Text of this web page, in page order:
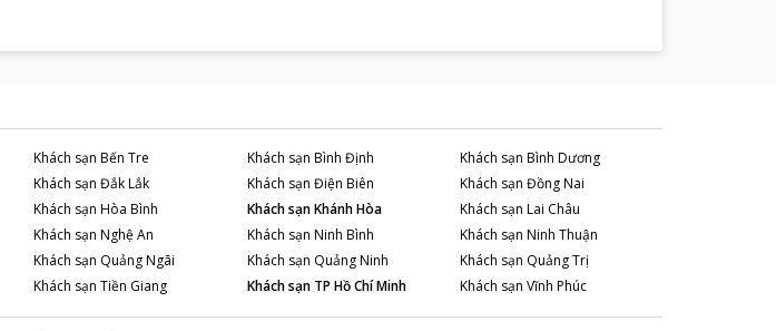
sơ và đẹp dịu dàng của mình, khi nghỉ dưỡng tạiATC – Côn Đảo Resortkhách lưu
Khách sạn Bến Tre Khách sạn Bình Định Khách sạn Bình Dương
Khách sạn Đắk Lắk Khách sạn Điện Biên Khách sạn Đồng Nai
Khách sạn Hòa Bình Khách sạnKhánh Hòa Khách sạn Lai Châu
Khách sạn Nghệ An Khách sạn Ninh Bình Khách sạn Ninh Thuận
Khách sạn Quảng Ngãi Khách sạn Quảng Ninh Khách sạn Quảng Trị
Khách sạn Tiền Giang Khách sạn TP Hồ Chí Minh Khách sạn Vĩnh Phúc